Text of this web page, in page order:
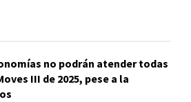
no podrán atender todas
III de 2025, pese a la